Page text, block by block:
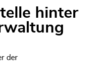
hinter
der